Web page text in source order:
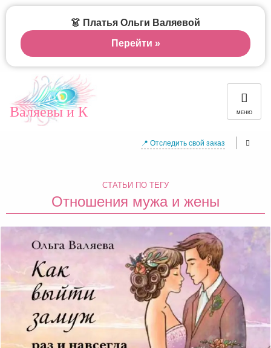
Валяевы и К МЕНЮ
📍 Отследить свой заказ
СТАТЬИ ПО ТЕГУ
Отношения мужа и жены
👗 Платья Ольги Валяевой
Перейти »